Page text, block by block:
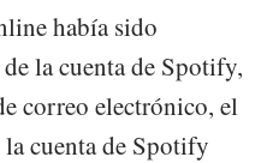
había sido
la cuenta de Spotify,
correo electrónico, el
cuenta de Spotify